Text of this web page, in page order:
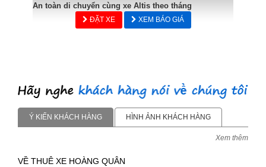
An toàn di chuyển cùng xe Altis theo tháng
ĐẶT XE XEM BÁO GIÁ
Ý KIẾN KHÁCH HÀNG HÌNH ẢNH KHÁCH HÀNG
Xem thêm
VỀ THUÊ XE HOÀNG QUÂN